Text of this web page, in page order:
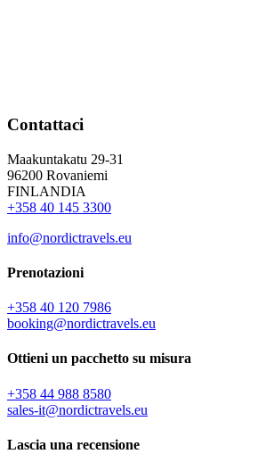
Contattaci
Maakuntakatu 29-31
96200 Rovaniemi
FINLANDIA
+358 40 145 3300
info@nordictravels.eu
Prenotazioni
+358 40 120 7986
booking@nordictravels.eu
Ottieni un pacchetto su misura
+358 44 988 8580
sales-it@nordictravels.eu
Lascia una recensione